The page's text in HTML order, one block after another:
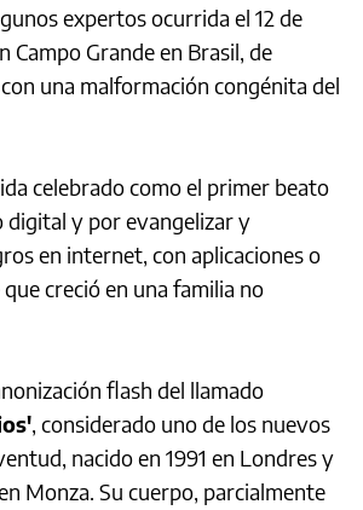
expertos ocurrida el 12 de
Campo Grande en Brasil, de
una malformación congénita del
celebrado como el primer beato
digital y por evangelizar y
en internet, con aplicaciones o
creció en una familia no
flash del llamado
, considerado uno de los nuevos
nacido en 1991 en Londres y
Monza. Su cuerpo, parcialmente